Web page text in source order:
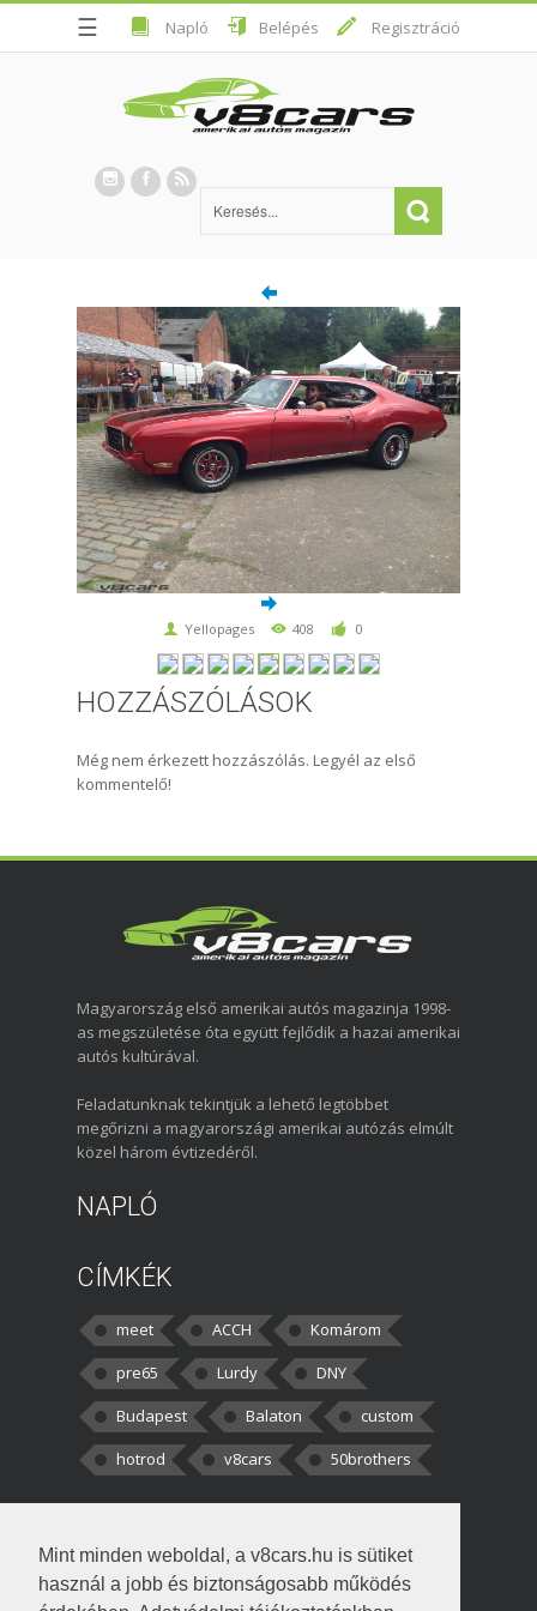
Mint minden weboldal, a v8cars.hu is sütiket
használ a jobb és biztonságosabb működés
☰ Napló Belépés Regisztráció
Yellopages 408 0
HOZZÁSZÓLÁSOK
Még nem érkezett hozzászólás. Legyél az első
kommentelő!
Magyarország első amerikai autós magazinja 1998-
as megszületése óta együtt fejlődik a hazai amerikai
autós kultúrával.
Feladatunknak tekintjük a lehető legtöbbet
megőrizni a magyarországi amerikai autózás elmúlt
közel három évtizedéről.
NAPLÓ
CÍMKÉK
meet ACCH
Komárom
pre65
Lurdy
DNY
Budapest
Balaton
custom
hotrod
v8cars 50brothers
kortisz:Elszúrtam! Én csak két
darabbaal számoltam. Nem tudtam, hogy fél autót,